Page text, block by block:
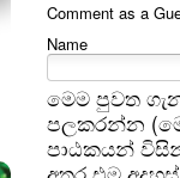
Comment as a
Name
මෙම පුවත
පලකරන්න
පාඨකයන්